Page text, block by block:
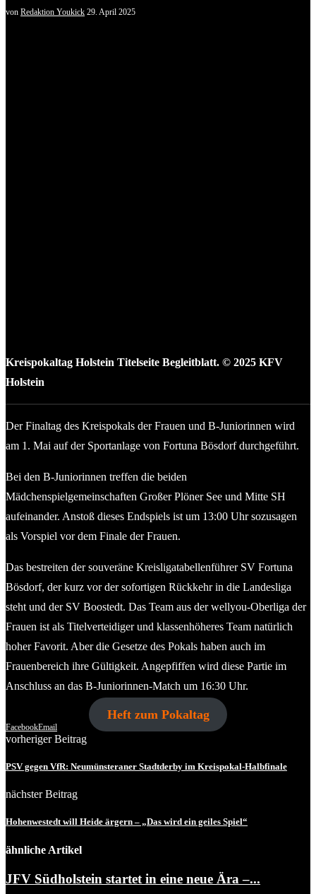
von Redaktion Youkick 29. April 2025
Kreispokaltag Holstein Titelseite Begleitblatt. © 2025 KFV
Holstein
Der Finaltag des Kreispokals der Frauen und B-Juniorinnen wird
am 1. Mai auf der Sportanlage von Fortuna Bösdorf durchgeführt.
Bei den B-Juniorinnen treffen die beiden
Mädchenspielgemeinschaften Großer Plöner See und Mitte SH
aufeinander. Anstoß dieses Endspiels ist um 13:00 Uhr sozusagen
als Vorspiel vor dem Finale der Frauen.
Das bestreiten der souveräne Kreisligatabellenführer SV Fortuna
Bösdorf, der kurz vor der sofortigen Rückkehr in die Landesliga
steht und der SV Boostedt. Das Team aus der wellyou-Oberliga der
Frauen ist als Titelverteidiger und klassenhöheres Team natürlich
hoher Favorit. Aber die Gesetze des Pokals haben auch im
Frauenbereich ihre Gültigkeit. Angepfiffen wird diese Partie im
Anschluss an das B-Juniorinnen-Match um 16:30 Uhr.
Heft zum Pokaltag
FacebookEmail
vorheriger Beitrag
PSV gegen VfR: Neumünsteraner Stadtderby im Kreispokal-Halbfinale
nächster Beitrag
Hohenwestedt will Heide ärgern – „Das wird ein geiles Spiel“
ähnliche Artikel
JFV Südholstein startet in eine neue Ära –...